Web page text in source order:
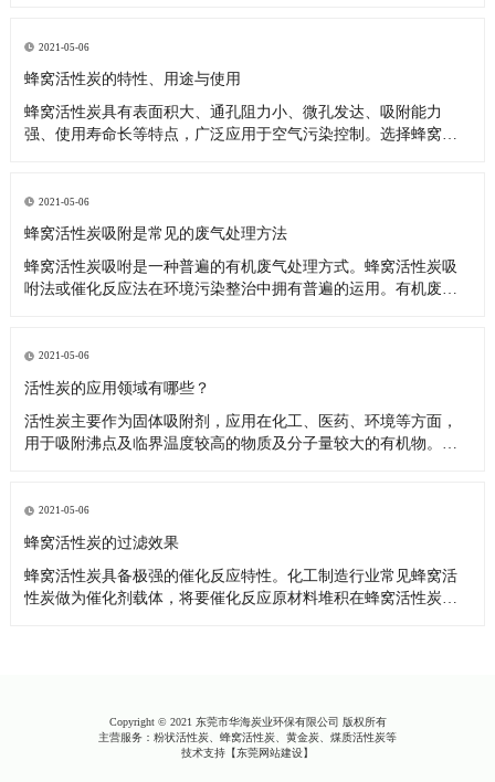
残片，并再次融合成平稳的构造。这种残片可能是由一些微结晶
构成。微结晶
2021-05-06
蜂窝活性炭的特性、用途与使用
蜂窝活性炭具有表面积大、通孔阻力小、微孔发达、吸附能力
强、使用寿命长等特点，广泛应用于空气污染控制。选择蜂窝活
广泛应用于各种气体净化设备和废气处理工程中。实践证明，净
化效果比普
2021-05-06
蜂窝活性炭吸附是常见的废气处理方法
蜂窝活性炭吸咐是一种普遍的有机废气处理方式。蜂窝活性炭吸
咐法或催化反应法在环境污染整治中拥有普遍的运用。有机废气
汽体吸咐的蜂窝活性炭是颗粒的，微孔板构造更为比较发达。上
述固定不动粘附床
2021-05-06
活性炭的应用领域有哪些？
活性炭主要作为固体吸附剂，应用在化工、医药、环境等方面，
用于吸附沸点及临界温度较高的物质及分子量较大的有机物。在
通讯、能源、生物工程和生命科学等领域。 （1）处理含油污水
吸附法进
2021-05-06
蜂窝活性炭的过滤效果
蜂窝活性炭具备极强的催化反应特性。化工制造行业常见蜂窝活
性炭做为催化剂载体，将要催化反应原材料堆积在蜂窝活性炭块
Copyright © 2021 东莞市华海炭业环保有限公司 版权所有
主营服务：粉状活性炭、蜂窝活性炭、黄金炭、煤质活性炭等
技术支持【东莞网站建设】